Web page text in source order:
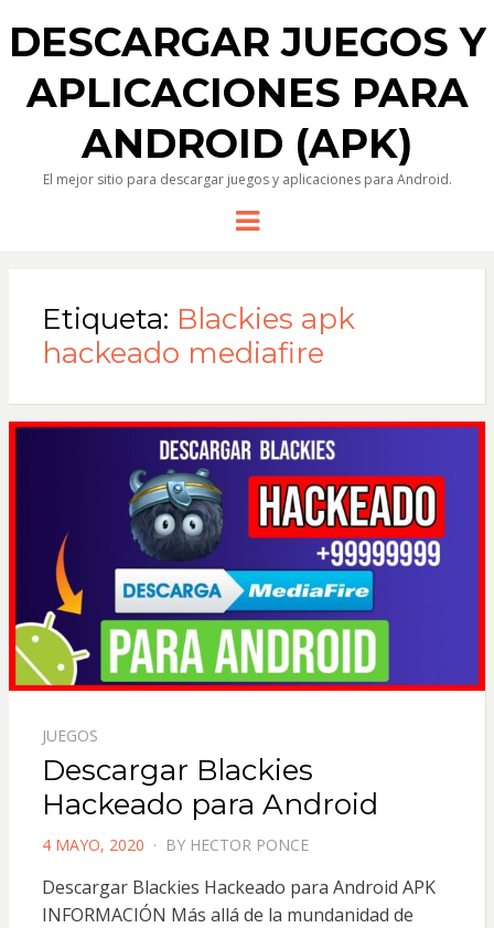
DESCARGAR JUEGOS Y
APLICACIONES PARA
ANDROID (APK)
El mejor sitio para descargar juegos y aplicaciones para Android.
Menu
Etiqueta: Blackies apk
hackeado mediafire
JUEGOS
Descargar Blackies
Hackeado para Android
POSTED
4 MAYO, 2020 BY HECTOR PONCE
Descargar Blackies Hackeado para Android APK
INFORMACIÓN Más allá de la mundanidad de